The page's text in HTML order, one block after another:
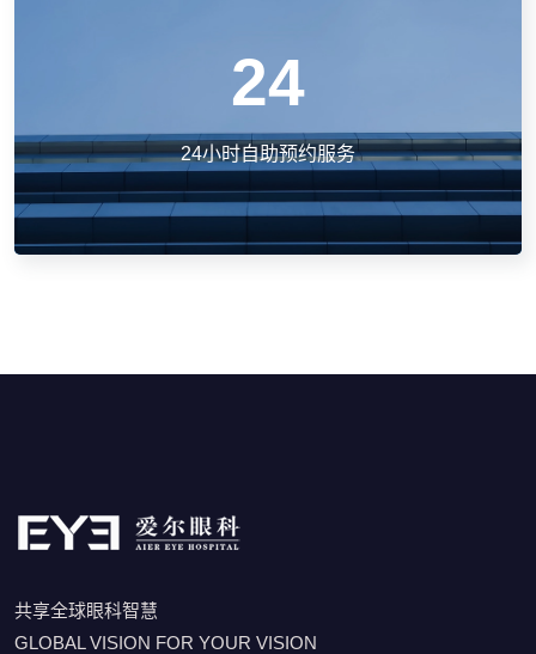
24
24小时自助预约服务
共享全球眼科智慧
GLOBAL VISION FOR YOUR VISION